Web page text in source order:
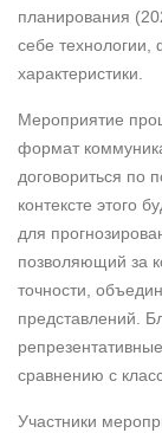
планирования
себе технологии,
характеристики.
Мероприятие
формат
договориться по
контексте этого
для
позволяющий за
точности,
представлений.
сравнению с
Участники